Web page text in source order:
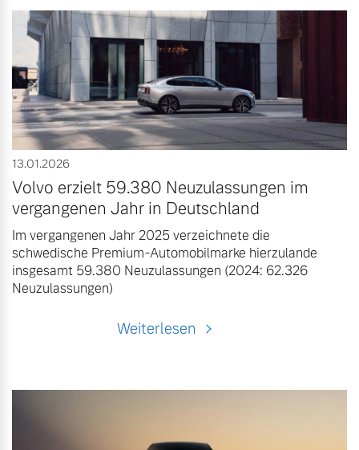
13.01.2026
Volvo erzielt 59.380 Neuzulassungen im
vergangenen Jahr in Deutschland
Im vergangenen Jahr 2025 verzeichnete die
schwedische Premium-Automobilmarke hierzulande
insgesamt 59.380 Neuzulassungen (2024: 62.326
Neuzulassungen)
Weiterlesen